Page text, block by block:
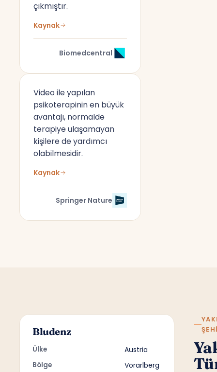
çıkmıştır.
Kaynak
Biomedcentral
Video ile yapılan
psikoterapinin en büyük
avantajı, normalde
terapiye ulaşamayan
kişilere de yardımcı
olabilmesidir.
Kaynak
Springer Nature
Bludenz
Ülke Austria
Bölge Vorarlberg